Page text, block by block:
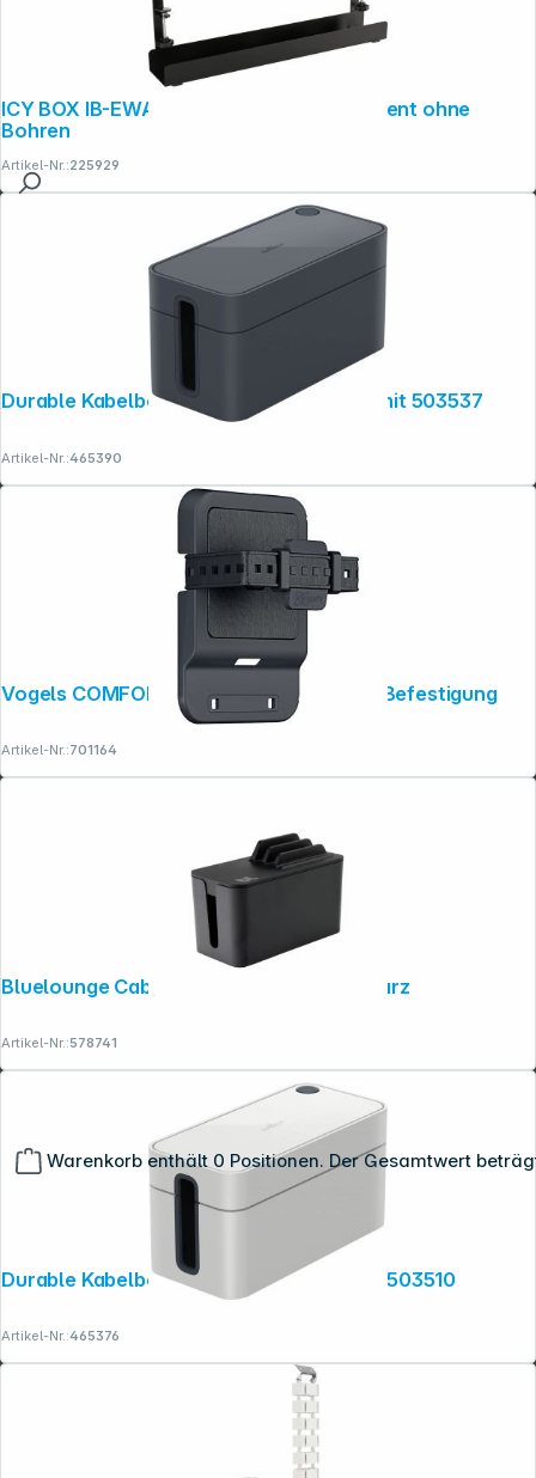
Warenkorb enthält 0 Positionen. Der Gesamtwert
ICY BOX IB-EWA101B-CM Kabelmanagement ohne
Bohren
Artikel-Nr.:225929
Durable Kabelbox CAVOLINE BOX S graphit 503537
Artikel-Nr.:465390
Vogels COMFORT TVA 6400 Media Box Befestigung
Artikel-Nr.:701164
Bluelounge CableBox Mini Station schwarz
Artikel-Nr.:578741
Durable Kabelbox CAVOLINE BOX S grau 503510
Artikel-Nr.:465376